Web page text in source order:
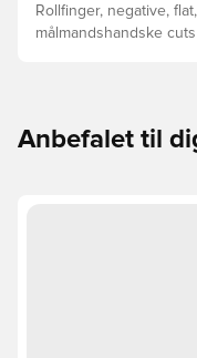
Rollfinger, negative,
målmandshandske
Anbefalet til